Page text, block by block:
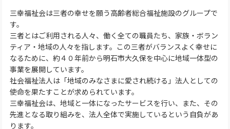
三幸福祉会は三者の幸せを願う高齢者総合福祉施設のグループで
す。
三者とはご利用される人々、働く全ての職員たち、家族・ボラン
ティア・地域の人々を指します。この三者がバランスよく幸せに
なるために、約４０年前から明石市大久保を中心に地域一体型の
事業を展開しています。
社会福祉法人は「地域のみなさまに愛され続ける」法人としての
使命を果たすことが求められています。
三幸福祉会は、地域と一体になったサービスを行い、また、その
先進となる取り組みを、法人全体で実施しているという自負があ
ります。